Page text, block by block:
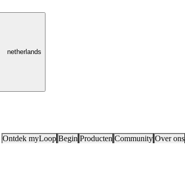
netherlands
Ontdek myLoop Begin Producten Community Over ons